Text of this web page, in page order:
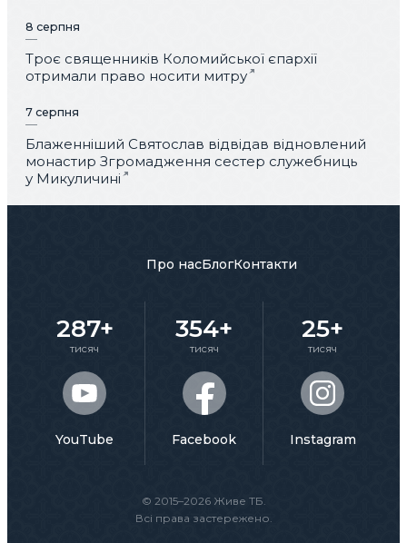
8 серпня
Троє священників Коломийської єпархії
отримали право носити митру
7 серпня
Блаженніший Святослав відвідав відновлений
монастир Згромадження сестер служебниць
у Микуличині
© 2015–2026 Живе ТБ.
Всі права застережено.
Про насБлогКонтакти
287+
тисяч
YouTube
354+
тисяч
Facebook
25+
тисяч
Instagram